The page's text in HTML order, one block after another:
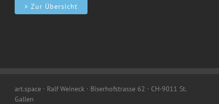
> Zur Übersicht
art.space · Ralf Weineck · Biserhofstrasse 62 · CH-9011 St.
Gallen